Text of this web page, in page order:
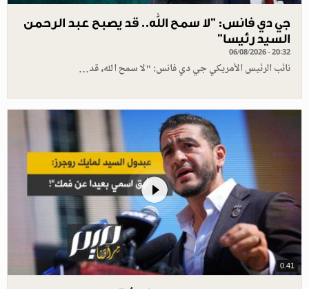
جي دي فانس: ”لا سمح الله.. قد يصبح عبد الرحمن
السيد رئيسا”
06/08/2026 - 20:32
نائب الرئيس الأمريكي جي دي فانس: "لا سمح الله، قد…
0.41